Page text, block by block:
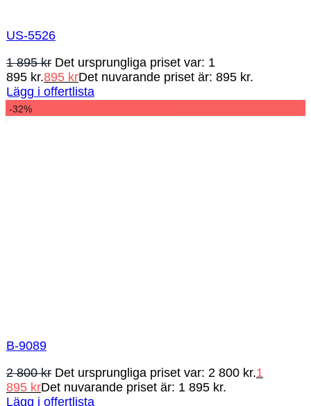
US-5526
1 895kr Det ursprungliga priset var: 1
895 kr.895 krDet nuvarande priset är: 895 kr.
Lägg i offertlista
-32%
B-9089
2 800kr Det ursprungliga priset var: 2 800 kr.1
895 krDet nuvarande priset är: 1 895 kr.
Lägg i offertlista